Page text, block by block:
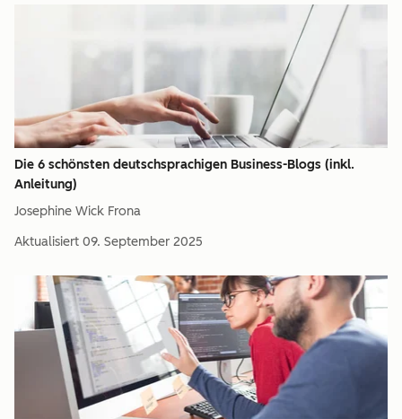
Die 6 schönsten deutschsprachigen Business-Blogs (inkl.
Anleitung)
Josephine Wick Frona
Aktualisiert 09. September 2025